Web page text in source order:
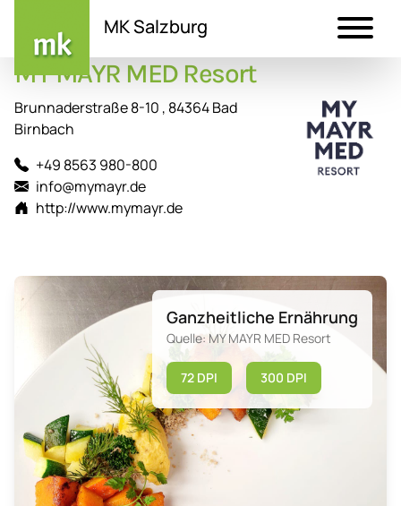
Inhalt
MK Salzburg
MY MAYR MED Resort
Brunnaderstraße 8-10 , 84364 Bad
Birnbach
+49 8563 980-800
info@mymayr.de
http://www.mymayr.de
Ganzheitliche Ernährung
Quelle: MY MAYR MED Resort
72 DPI 300 DPI